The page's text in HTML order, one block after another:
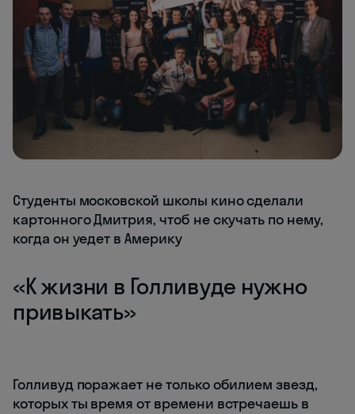
Студенты московской школы кино сделали
картонного Дмитрия, чтоб не скучать по нему,
когда он уедет в Америку
«К жизни в Голливуде нужно
привыкать»
Голливуд поражает не только обилием звезд,
которых ты время от времени встречаешь в